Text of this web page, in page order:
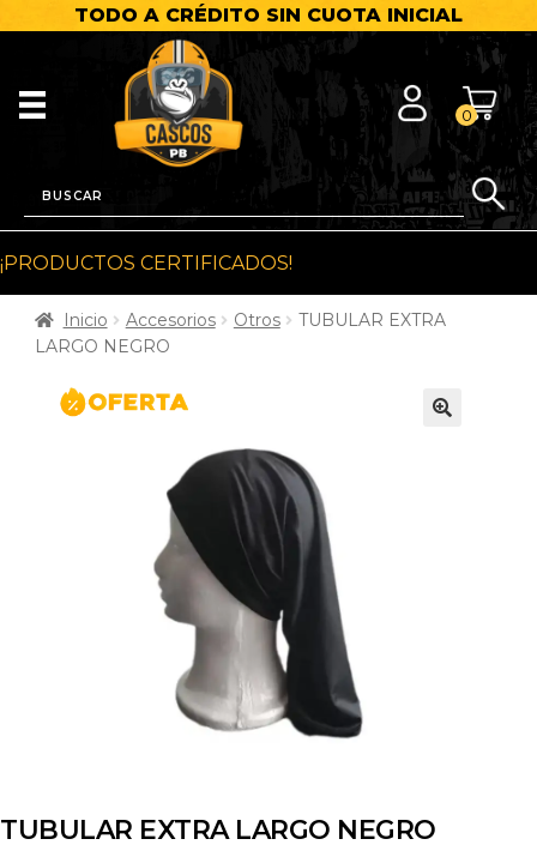
TODO A CRÉDITO SIN CUOTA INICIAL
0
¡PRODUCTOS CERTIFICADOS!
Inicio Accesorios Otros
TUBULAR EXTRA
LARGO NEGRO
TUBULAR EXTRA LARGO NEGRO